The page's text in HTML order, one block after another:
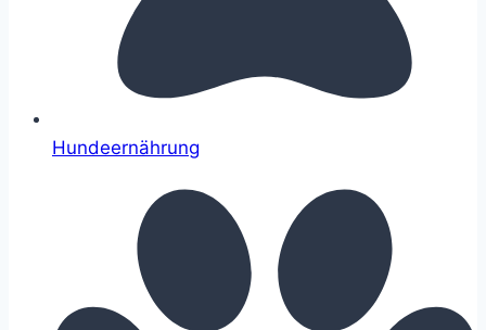
Hundeernährung